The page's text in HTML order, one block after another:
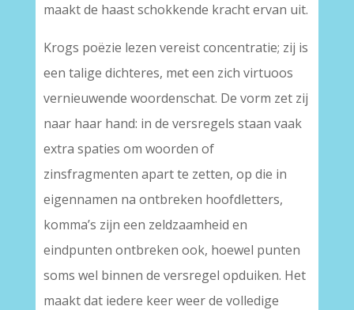
maakt de haast schokkende kracht ervan uit.
Krogs poëzie lezen vereist concentratie; zij is
een talige dichteres, met een zich virtuoos
vernieuwende woordenschat. De vorm zet zij
naar haar hand: in de versregels staan vaak
extra spaties om woorden of
zinsfragmenten apart te zetten, op die in
eigennamen na ontbreken hoofdletters,
komma’s zijn een zeldzaamheid en
eindpunten ontbreken ook, hoewel punten
soms wel binnen de versregel opduiken. Het
maakt dat iedere keer weer de volledige